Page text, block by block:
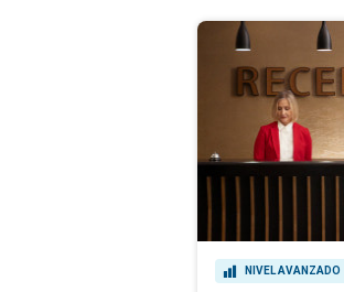
NIVEL AVANZADO